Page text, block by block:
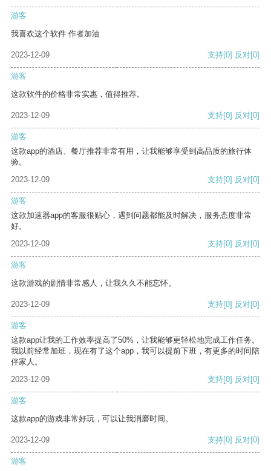
游客
我喜欢这个软件 作者加油
2023-12-09 支持[0] 反对[0]
游客
这款软件的价格非常实惠，值得推荐。
2023-12-09 支持[0] 反对[0]
游客
这款app的酒店、餐厅推荐非常有用，让我能够享受到高品质的旅行体
验。
2023-12-09
支持[0] 反对[0]
游客
这款加速器app的客服很贴心，遇到问题都能及时解决，服务态度非常
好。
2023-12-09
支持[0] 反对[0]
游客
这款游戏的剧情非常感人，让我久久不能忘怀。
2023-12-09 支持[0] 反对[0]
游客
这款app让我的工作效率提高了50%，让我能够更轻松地完成工作任务。
我以前经常加班，现在有了这个app，我可以提前下班，有更多的时间陪
伴家人。
2023-12-09
支持[0] 反对[0]
游客
这款app的游戏非常好玩，可以让我消磨时间。
2023-12-09 支持[0] 反对[0]
游客